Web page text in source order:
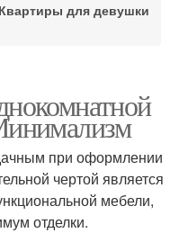
Квартиры для девушки
при оформлении
чертой является
мебели,
отделки.